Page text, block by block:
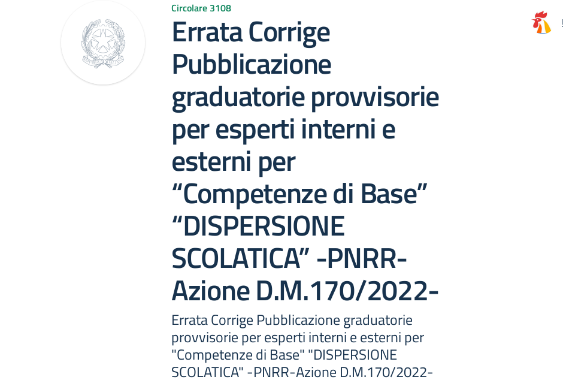
Circolare 3108
Errata Corrige
Pubblicazione
graduatorie provvisorie
per esperti interni e
esterni per
“Competenze di Base”
“DISPERSIONE
SCOLATICA” -PNRR-
Azione D.M.170/2022-
Errata Corrige Pubblicazione graduatorie
provvisorie per esperti interni e esterni per
"Competenze di Base" "DISPERSIONE
SCOLATICA" -PNRR-Azione D.M.170/2022-